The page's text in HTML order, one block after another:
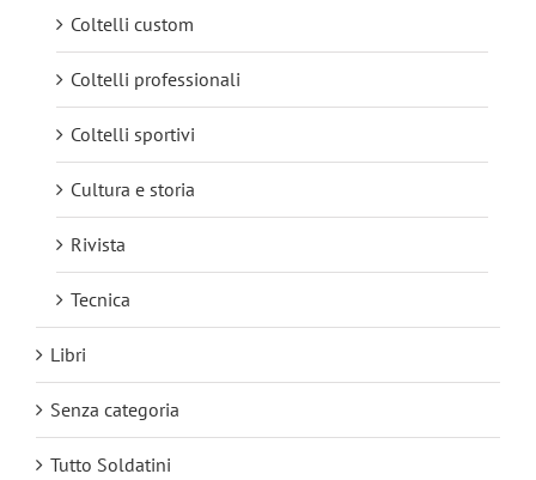
Coltelli custom
Coltelli professionali
Coltelli sportivi
Cultura e storia
Rivista
Tecnica
Libri
Senza categoria
Tutto Soldatini